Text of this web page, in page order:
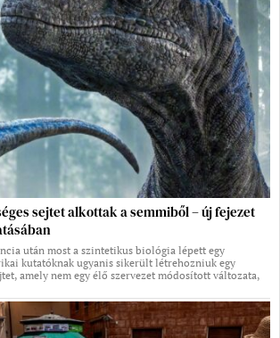
sejtet alkottak a semmiből – új fejezet
után most a szintetikus biológia lépett egy
kutatóknak ugyanis sikerült létrehozniuk egy
amely nem egy élő szervezet módosított változata,